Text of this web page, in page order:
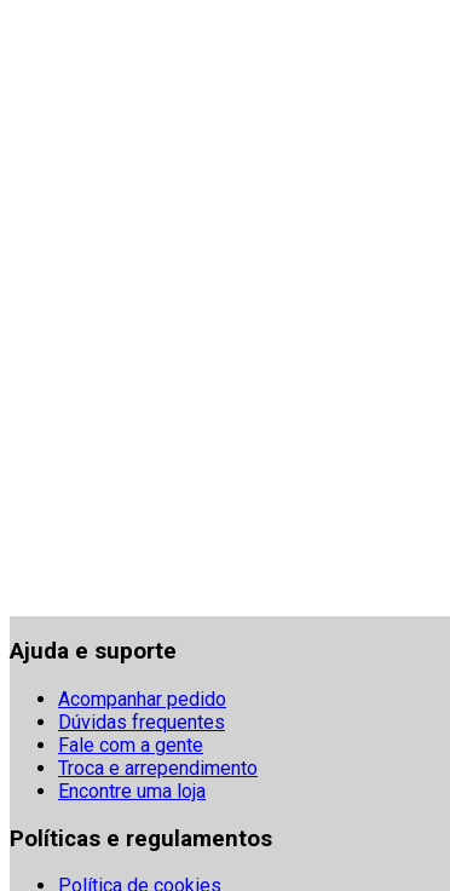
Ajuda e suporte
Acompanhar pedido
Dúvidas frequentes
Fale com a gente
Troca e arrependimento
Encontre uma loja
Políticas e regulamentos
Política de cookies